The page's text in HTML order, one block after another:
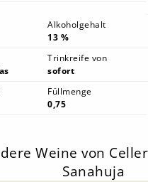
Alkoholgehalt
13 %
Trinkreife von
sofort
Füllmenge
0,75
Weine von
Sanahuja